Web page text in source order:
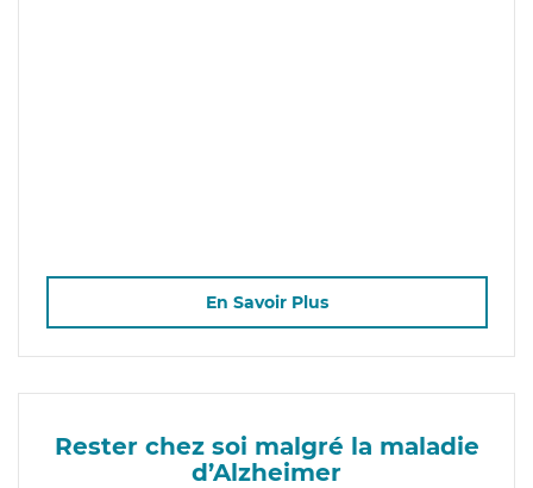
En Savoir Plus
Rester chez soi malgré la maladie
d’Alzheimer